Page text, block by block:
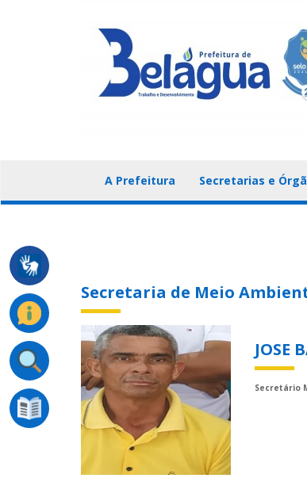
A Prefeitura Secretarias e
Secretaria de Meio
JOSE
Secretário